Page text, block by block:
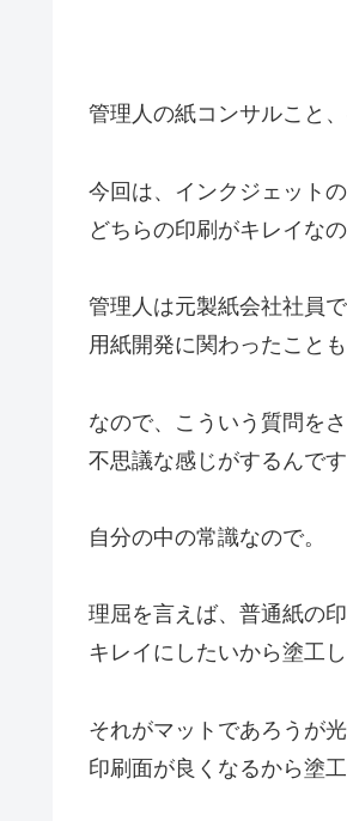
管理人の紙コンサルこと、
今回は、インクジェット
どちらの印刷がキレイな
管理人は元製紙会社社員
用紙開発に関わったことも
なので、こういう質問を
不思議な感じがするんです
自分の中の常識なので。
理屈を言えば、普通紙の
キレイにしたいから塗工し
それがマットであろうが
印刷面が良くなるから塗工